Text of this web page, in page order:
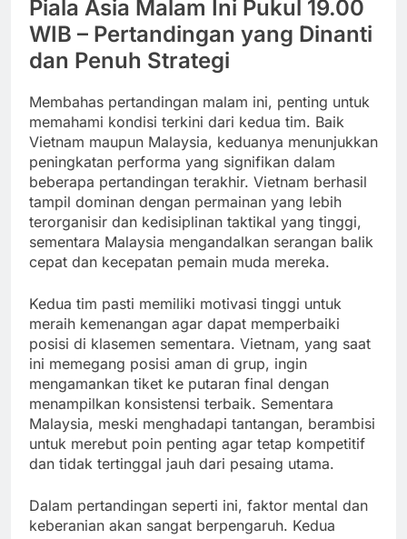
Piala Asia Malam Ini Pukul 19.00
WIB – Pertandingan yang Dinanti
dan Penuh Strategi
Membahas pertandingan malam ini, penting untuk
memahami kondisi terkini dari kedua tim. Baik
Vietnam maupun Malaysia, keduanya menunjukkan
peningkatan performa yang signifikan dalam
beberapa pertandingan terakhir. Vietnam berhasil
tampil dominan dengan permainan yang lebih
terorganisir dan kedisiplinan taktikal yang tinggi,
sementara Malaysia mengandalkan serangan balik
cepat dan kecepatan pemain muda mereka.
Kedua tim pasti memiliki motivasi tinggi untuk
meraih kemenangan agar dapat memperbaiki
posisi di klasemen sementara. Vietnam, yang saat
ini memegang posisi aman di grup, ingin
mengamankan tiket ke putaran final dengan
menampilkan konsistensi terbaik. Sementara
Malaysia, meski menghadapi tantangan, berambisi
untuk merebut poin penting agar tetap kompetitif
dan tidak tertinggal jauh dari pesaing utama.
Dalam pertandingan seperti ini, faktor mental dan
keberanian akan sangat berpengaruh. Kedua